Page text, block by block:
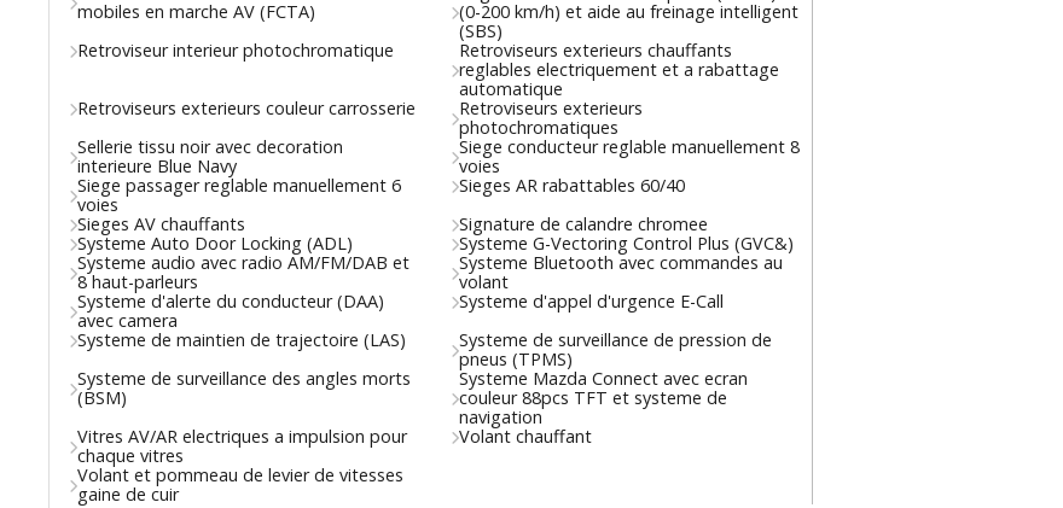
mobiles en marche AV (FCTA)
(0-200 km/h) et aide au freinage intelligent
(SBS)
Retroviseur interieur photochromatique
Retroviseurs exterieurs chauffants
reglables electriquement et a rabattage
automatique
Retroviseurs exterieurs couleur carrosserie
Retroviseurs exterieurs
photochromatiques
Sellerie tissu noir avec decoration
interieure Blue Navy
Siege conducteur reglable manuellement 8
voies
Siege passager reglable manuellement 6
voies
Sieges AR rabattables 60/40
Sieges AV chauffants
Signature de calandre chromee
Systeme Auto Door Locking (ADL)
Systeme G-Vectoring Control Plus (GVC&)
Systeme audio avec radio AM/FM/DAB et
8 haut-parleurs
Systeme Bluetooth avec commandes au
volant
Systeme d'alerte du conducteur (DAA)
avec camera
Systeme d'appel d'urgence E-Call
Systeme de maintien de trajectoire (LAS)
Systeme de surveillance de pression de
pneus (TPMS)
Systeme de surveillance des angles morts
(BSM)
Systeme Mazda Connect avec ecran
couleur 88pcs TFT et systeme de
navigation
Vitres AV/AR electriques a impulsion pour
chaque vitres
Volant chauffant
Volant et pommeau de levier de vitesses
gaine de cuir